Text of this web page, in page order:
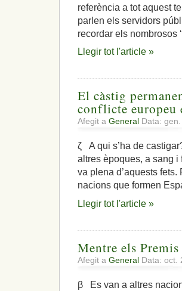
referència a tot aquest
parlen els servidors
recordar els nombrosos
Llegir tot l'article »
El càstig
conflicte europeu
Afegit a General Data:
ζ A qui s’ha de
altres èpoques, a sang
va plena d’aquests
nacions que formen
Llegir tot l'article »
Mentre els
Afegit a General Data: oct.
β Es van a altres